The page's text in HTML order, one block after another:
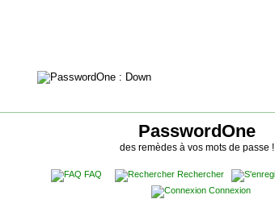
PasswordOne
des remèdes à vos mots de passe !
FAQ Rechercher
Connexion